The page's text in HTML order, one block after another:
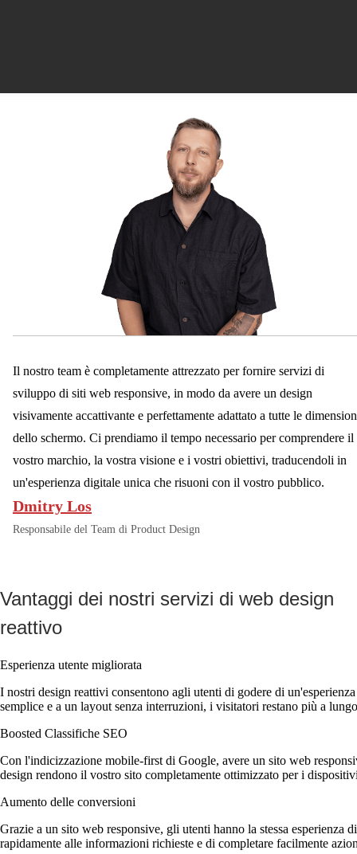
Il nostro team è completamente attrezzato per fornire servizi di
sviluppo di siti web responsive, in modo da avere un design
visivamente accattivante e perfettamente adattato a tutte le
dello schermo. Ci prendiamo il tempo necessario per comprendere il
vostro marchio, la vostra visione e i vostri obiettivi, traducendoli in
un'esperienza digitale unica che risuoni con il vostro pubblico.
Dmitry Los
Responsabile del Team di Product Design
Vantaggi dei nostri servizi di web design
reattivo
Esperienza utente migliorata
I nostri design reattivi consentono agli utenti di godere di
semplice e a un layout senza interruzioni, i visitatori restano più a
Boosted Classifiche SEO
Con l'indicizzazione mobile-first di Google, avere un sito web
design rendono il vostro sito completamente ottimizzato per i
Aumento delle conversioni
Grazie a un sito web responsive, gli utenti hanno la stessa
rapidamente alle informazioni richieste e di completare facilmente